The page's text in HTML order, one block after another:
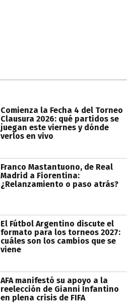
Comienza la Fecha 4 del Torneo
Clausura 2026: qué partidos se
juegan este viernes y dónde
verlos en vivo
Franco Mastantuono, de Real
Madrid a Fiorentina:
¿Relanzamiento o paso atrás?
El Fútbol Argentino discute el
formato para los torneos 2027:
cuáles son los cambios que se
viene
AFA manifestó su apoyo a la
reelección de Gianni Infantino
en plena crisis de FIFA